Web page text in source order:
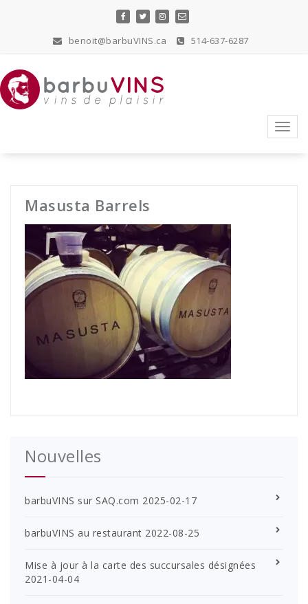
benoit@barbuVINS.ca 514-637-6287
Masusta Barrels
Nouvelles
barbuVINS sur SAQ.com 2025-02-17
barbuVINS au restaurant 2022-08-25
Mise à jour à la carte des succursales désignées
2021-04-04